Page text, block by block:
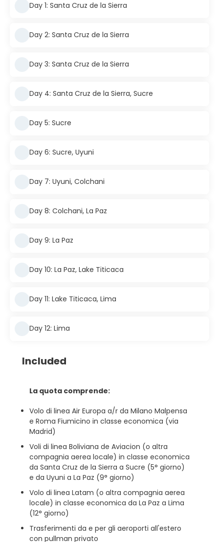
Day 1: Santa Cruz de la Sierra
Day 2: Santa Cruz de la Sierra
Day 3: Santa Cruz de la Sierra
Day 4: Santa Cruz de la Sierra, Sucre
Day 5: Sucre
Day 6: Sucre, Uyuni
Day 7: Uyuni, Colchani
Day 8: Colchani, La Paz
Day 9: La Paz
Day 10: La Paz, Lake Titicaca
Day 11: Lake Titicaca, Lima
Day 12: Lima
Included
La quota comprende:
Volo di linea Air Europa a/r da Milano Malpensa
e Roma Fiumicino in classe economica (via
Madrid)
Voli di linea Boliviana de Aviacion (o altra
compagnia aerea locale) in classe economica
da Santa Cruz de la Sierra a Sucre (5° giorno)
e da Uyuni a La Paz (9° giorno)
Volo di linea Latam (o altra compagnia aerea
locale) in classe economica da La Paz a Lima
(12° giorno)
Trasferimenti da e per gli aeroporti all'estero
con pullman privato